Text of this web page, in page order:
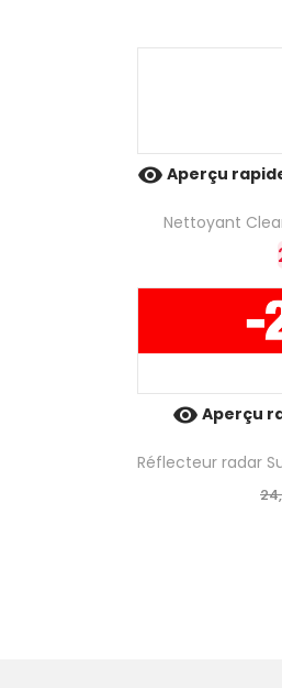
 Aperçu
Nettoyant
 Aperçu
Réflecteur radar